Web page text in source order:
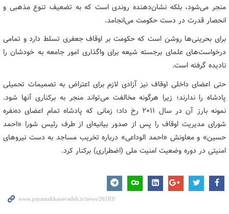
منجر می‌شود، بلکه نشان‌دهنده روندی است که به تضعیف تنوع مذهبی و
انحصار قدرت در دست حکومت می‌انجامد.
برای بحرینی‌ها روشن است که حکومت بر اوقاف جعفری تسلط دارد و تمامی
درخواست‌های علمای برجسته شیعه برای واگذاری امور جامعه به خودشان را
نادیده گرفته است.
حتی اعضای داخلی اوقاف نیز آزادی لازم برای اعتراض به تصمیمات تحمیلی
پادشاه را ندارند؛ زیرا هرگونه مخالفت می‌تواند منجر به برکناری آنها شود.
نمونه بارز آن در سال ۲۰۱۱ رخ داد؛ زمانی که پادشاه تمام اعضای ده‌نفره
شورای مدیریت اوقاف را پس از صدور بیانیه‌ای از طرف رئیس شورا «احمد
حسین» و معاونش «احمد الوداعی» درباره تخریب مساجد به دست نیروهای
امنیتی در دوره وضعیت امنیت ملی (اضطراری) برکنار کرد.